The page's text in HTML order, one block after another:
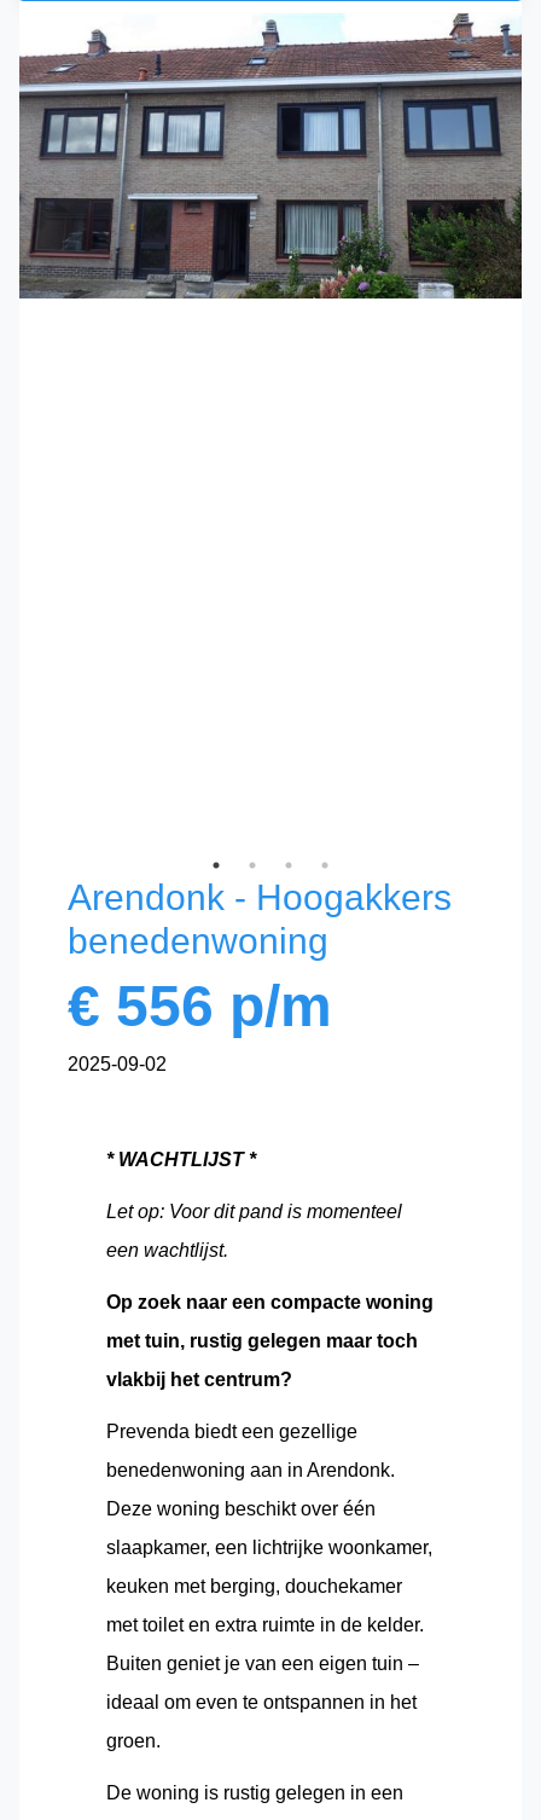
Arendonk - Hoogakkers
benedenwoning
€ 556 p/m
2025-09-02
* WACHTLIJST *
Let op: Voor dit pand is momenteel
een wachtlijst.
Op zoek naar een compacte woning
met tuin, rustig gelegen maar toch
vlakbij het centrum?
Prevenda biedt een gezellige
benedenwoning aan in Arendonk.
Deze woning beschikt over één
slaapkamer, een lichtrijke woonkamer,
keuken met berging, douchekamer
met toilet en extra ruimte in de kelder.
Buiten geniet je van een eigen tuin –
ideaal om even te ontspannen in het
groen.
De woning is rustig gelegen in een